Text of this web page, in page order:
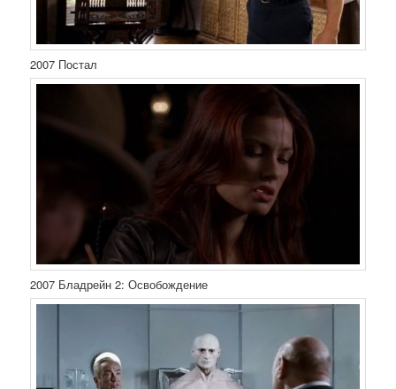
2007 Постал
2007 Бладрейн 2: Освобождение